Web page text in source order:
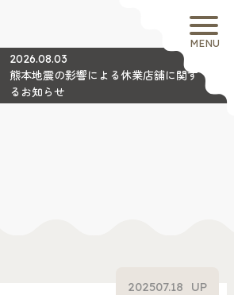
MENU
2026.08.03
熊本地震の影響による休業店舗に関す
るお知らせ
202507.18 UP